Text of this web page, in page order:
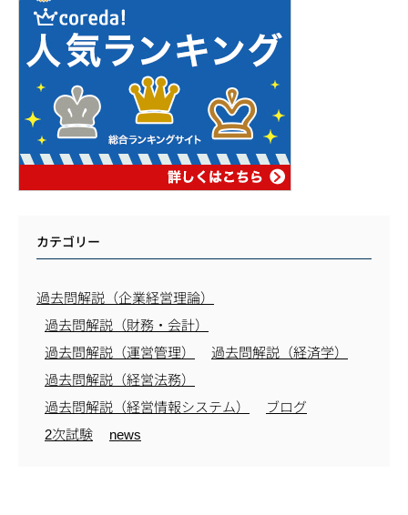
カテゴリー
過去問解説（企業経営理論）
過去問解説（財務・会計）
過去問解説（運営管理）
過去問解説（経済学）
過去問解説（経営法務）
過去問解説（経営情報システム）
ブログ
2次試験
news